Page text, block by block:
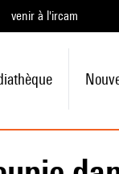
venir à l'ircam